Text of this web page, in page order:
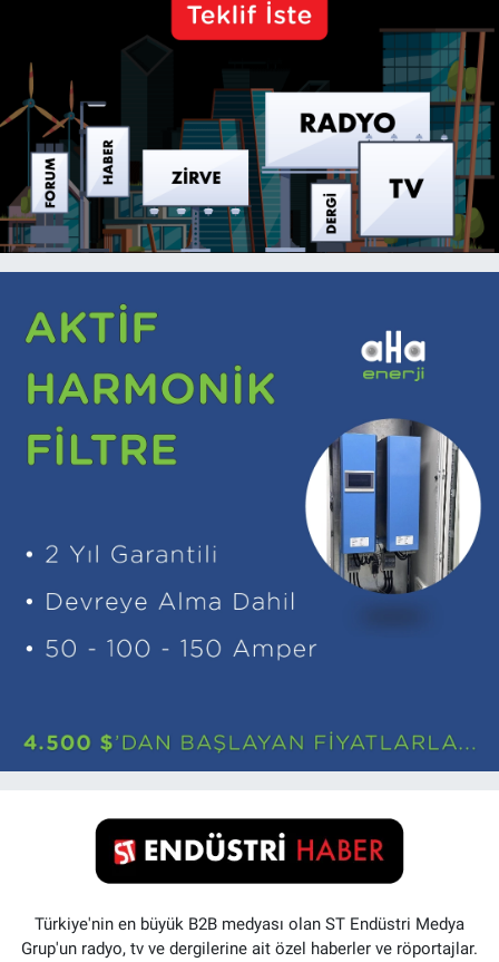
Türkiye'nin en büyük B2B medyası olan ST Endüstri Medya
Grup'un radyo, tv ve dergilerine ait özel haberler ve röportajlar.